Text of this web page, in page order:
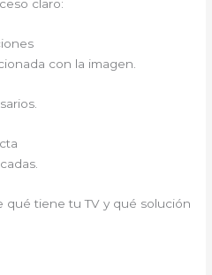
claro:
con la imagen.
qué tiene tu TV y qué solución